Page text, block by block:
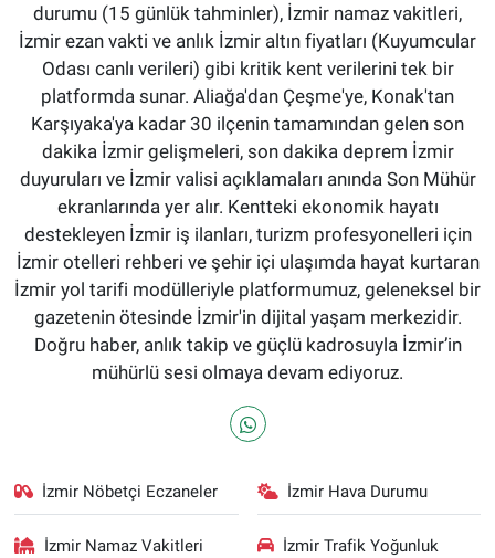
durumu (15 günlük tahminler), İzmir namaz vakitleri,
İzmir ezan vakti ve anlık İzmir altın fiyatları (Kuyumcular
Odası canlı verileri) gibi kritik kent verilerini tek bir
platformda sunar. Aliağa'dan Çeşme'ye, Konak'tan
Karşıyaka'ya kadar 30 ilçenin tamamından gelen son
dakika İzmir gelişmeleri, son dakika deprem İzmir
duyuruları ve İzmir valisi açıklamaları anında Son Mühür
ekranlarında yer alır. Kentteki ekonomik hayatı
destekleyen İzmir iş ilanları, turizm profesyonelleri için
İzmir otelleri rehberi ve şehir içi ulaşımda hayat kurtaran
İzmir yol tarifi modülleriyle platformumuz, geleneksel bir
gazetenin ötesinde İzmir'in dijital yaşam merkezidir.
Doğru haber, anlık takip ve güçlü kadrosuyla İzmir’in
mühürlü sesi olmaya devam ediyoruz.
İzmir Nöbetçi Eczaneler İzmir Hava Durumu
İzmir Namaz Vakitleri
İzmir Trafik Yoğunluk